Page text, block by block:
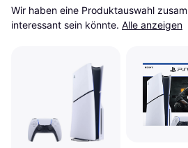
Wir haben eine Produktauswahl
interessant sein könnte. Alle anzeigen